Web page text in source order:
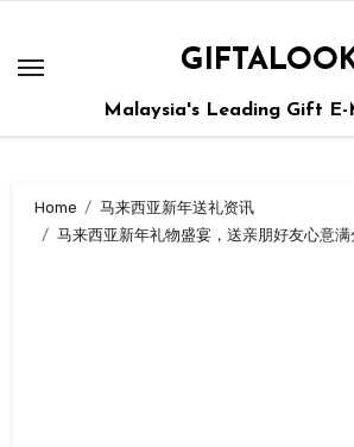
Malaysia's Leading Gift E-
Home
马来西亚新年送礼资讯
马来西亚新年礼物盛宴，送亲朋好友心意满